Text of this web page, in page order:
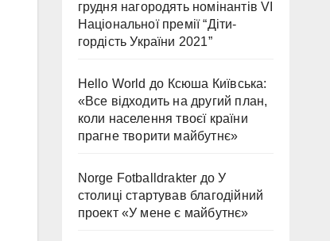
грудня нагородять номінантів VI
Національної премії “Діти-
гордість України 2021”
Hello World до Ксюша Київська:
«Все відходить на другий план,
коли населення твоєї країни
прагне творити майбутнє»
Norge Fotballdrakter доУ
столиці стартував благодійний
проект «У мене є майбутнє»